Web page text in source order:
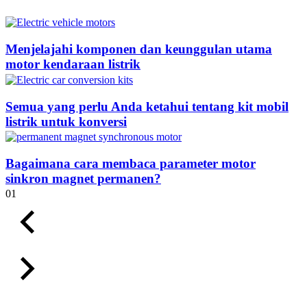
Menjelajahi komponen dan keunggulan utama
motor kendaraan listrik
Semua yang perlu Anda ketahui tentang kit mobil
listrik untuk konversi
Bagaimana cara membaca parameter motor
sinkron magnet permanen?
01